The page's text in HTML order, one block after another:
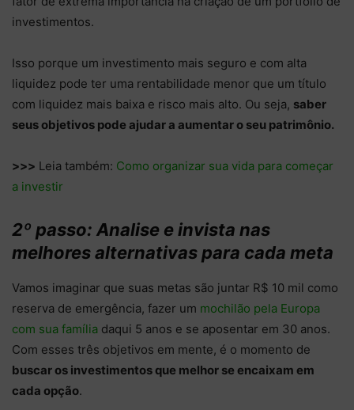
investimentos.
Isso porque um investimento mais seguro e com alta
liquidez pode ter uma rentabilidade menor que um título
com liquidez mais baixa e risco mais alto. Ou seja, saber
seus objetivos pode ajudar a aumentar o seu patrimônio.
>>> Leia também: Como organizar sua vida para começar
a investir
2º passo: Analise e invista nas
melhores alternativas para cada meta
Vamos imaginar que suas metas são juntar R$ 10 mil como
reserva de emergência, fazer um mochilão pela Europa
com sua família daqui 5 anos e se aposentar em 30 anos.
Com esses três objetivos em mente, é o momento de
buscar os investimentos que melhor se encaixam em
cada opção.